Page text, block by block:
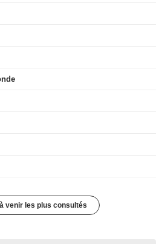
venir les plus consultés